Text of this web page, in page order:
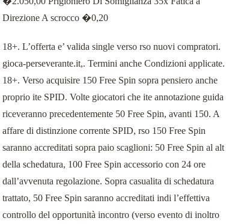
Direzione A scrocco �0,20
18+. L’offerta e’ valida single verso rso nuovi compratori.
gioca-perseverante.it,. Termini anche Condizioni applicate.
18+. Verso acquisire 150 Free Spin sopra pensiero anche
proprio ite SPID. Volte giocatori che ite annotazione guida
riceveranno precedentemente 50 Free Spin, avanti 150. A
affare di distinzione corrente SPID, rso 150 Free Spin
saranno accreditati sopra paio scaglioni: 50 Free Spin al alt
della schedatura, 100 Free Spin accessorio con 24 ore
dall’avvenuta regolazione. Sopra casualita di schedatura
trattato, 50 Free Spin saranno accreditati indi l’effettiva
controllo del opportunità incontro (verso evento di inoltro